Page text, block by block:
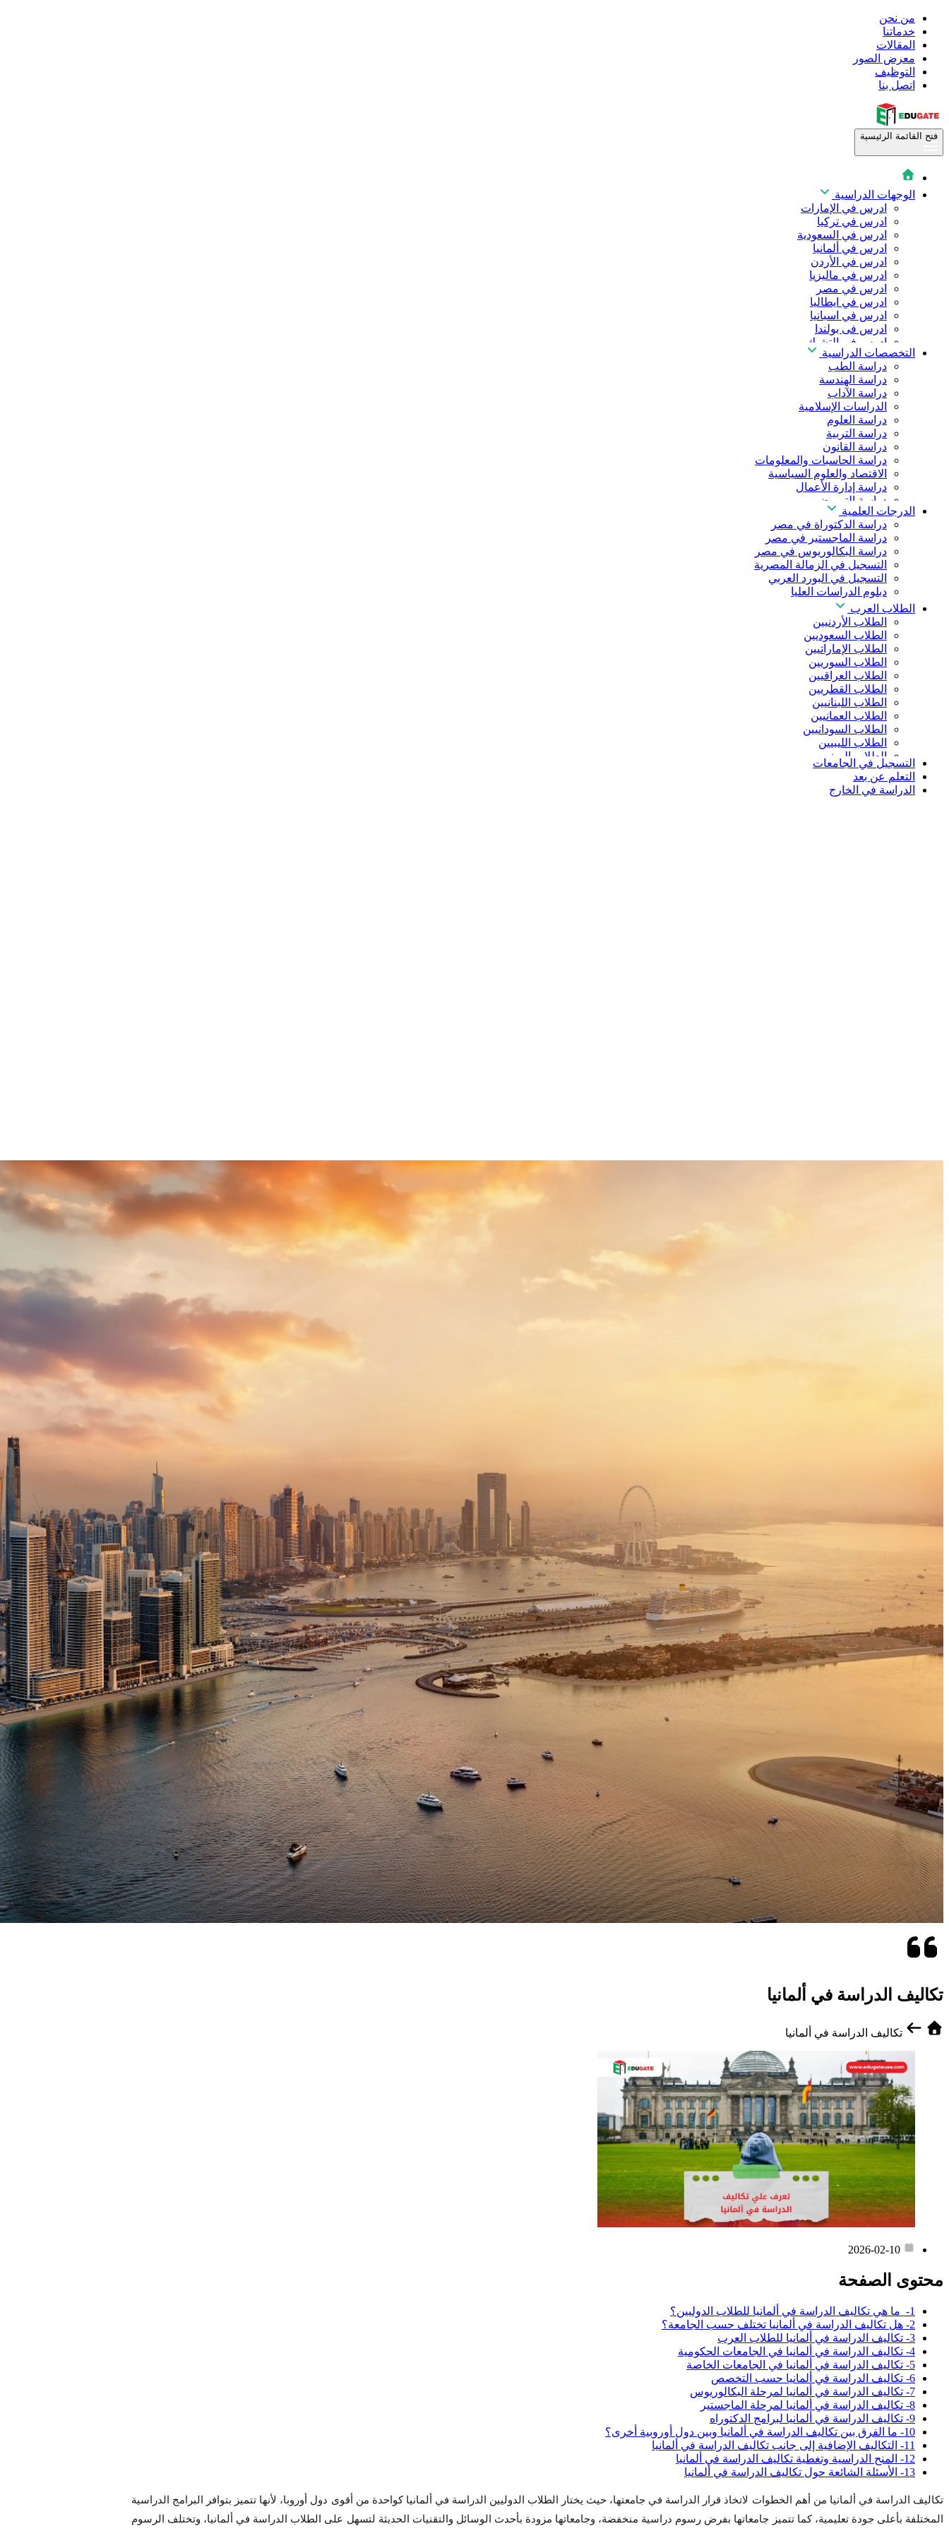
من نحن
خدماتنا
المقالات
معرض الصور
التوظيف
اتصل بنا
فتح القائمة الرئيسية
الوجهات الدراسية
ادرس في الإمارات
ادرس في تركيا
ادرس في السعودية
ادرس في ألمانيا
ادرس في الأردن
ادرس في ماليزيا
ادرس في مصر
ادرس في ايطاليا
ادرس في اسبانيا
ادرس فى بولندا
ادرس فى التشيك
ادرس في المجر
ادرس في الصين
التخصصات الدراسية
دراسة الطب
دراسة الهندسة
دراسة الآداب
الدراسات الإسلامية
دراسة العلوم
دراسة التربية
دراسة القانون
دراسة الحاسبات والمعلومات
الاقتصاد والعلوم السياسية
دراسة إدارة الأعمال
دراسة التمريض
دراسة طب الأسنان
دراسة الصيدلة
دراسة العلوم الصحية
دراسة العلاج الطبيعي
دراسة الذكاء الاصطناعي
دراسة الأمن السيبراني
الدرجات العلمية
دراسة الدكتوراة في مصر
دراسة الماجستير في مصر
دراسة البكالوريوس في مصر
التسجيل في الزمالة المصرية
التسجيل في البورد العربي
دبلوم الدراسات العليا
الطلاب العرب
الطلاب الأردنيين
الطلاب السعوديين
الطلاب الإماراتيين
الطلاب السوريين
الطلاب العراقيين
الطلاب القطريين
الطلاب اللبنانيين
الطلاب العمانيين
الطلاب السودانيين
الطلاب الليبيين
الطلاب اليمنيين
التسجيل في الجامعات
التعلم عن بعد
الدراسة في الخارج
تكاليف الدراسة في ألمانيا
تكاليف الدراسة في ألمانيا
2026-02-10
محتوى الصفحة
1- ما هي تكاليف الدراسة في ألمانيا للطلاب الدوليين؟
2- هل تكاليف الدراسة في ألمانيا تختلف حسب الجامعة؟
3- تكاليف الدراسة في ألمانيا للطلاب العرب
4- تكاليف الدراسة في ألمانيا في الجامعات الحكومية
5- تكاليف الدراسة في ألمانيا في الجامعات الخاصة
6- تكاليف الدراسة في ألمانيا حسب التخصص
7- تكاليف الدراسة في ألمانيا لمرحلة البكالوريوس
8- تكاليف الدراسة في ألمانيا لمرحلة الماجستير
9- تكاليف الدراسة في ألمانيا لبرامج الدكتوراه
10- ما الفرق بين تكاليف الدراسة في ألمانيا وبين دول أوروبية أخرى؟
11- التكاليف الإضافية إلى جانب تكاليف الدراسة في ألمانيا
12- المنح الدراسية وتغطية تكاليف الدراسة في ألمانيا
13- الأسئلة الشائعة حول تكاليف الدراسة في ألمانيا
تكاليف الدراسة في ألمانيا من أهم الخطوات لاتخاذ قرار الدراسة في جامعتها، حيث يختار الطلاب الدوليين الدراسة في ألمانيا كواحدة من أقوى دول أوروبا، لأنها تتميز بتوافر البرامج الدراسية
المختلفة بأعلى جودة تعليمية، كما تتميز جامعاتها بفرض رسوم دراسية منخفضة، وجامعاتها مزودة بأحدث الوسائل والتقنيات الحديثة لتسهل على الطلاب الدراسة في ألمانيا، وتختلف الرسوم